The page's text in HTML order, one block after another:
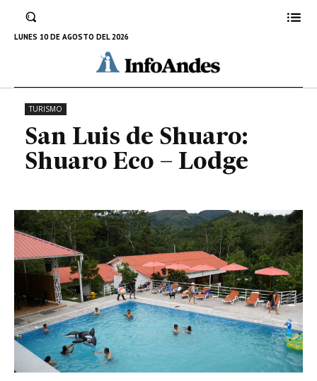
LUNES 10 DE AGOSTO DEL 2026
San Luis de Shuaro: Shuaro Eco –
28 DE OCTUBRE DE 2022
TURISMO
San Luis de Shuaro:
Shuaro Eco – Lodge